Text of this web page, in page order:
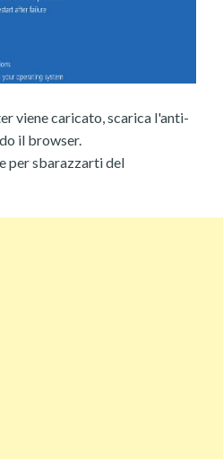
viene caricato, scarica l'anti-
il browser.
per sbarazzarti del